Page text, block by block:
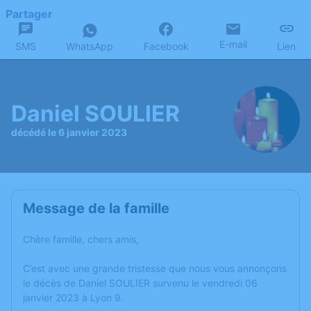
Partager
SMS WhatsApp Facebook E-mail Lien
Daniel SOULIER
décédé le 6 janvier 2023
Message de la famille
Chère famille, chers amis,
C’est avec une grande tristesse que nous vous annonçons
le décès de Daniel SOULIER survenu le vendredi 06
janvier 2023 à Lyon 9.